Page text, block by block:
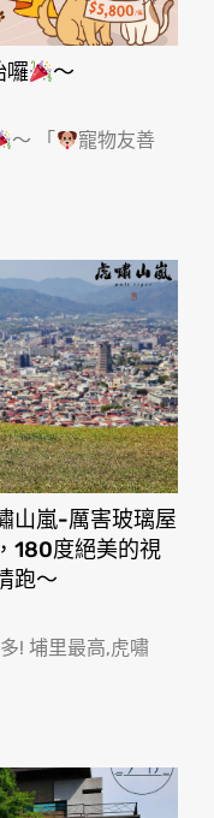
囉 ～
～ 「 寵物友善
山嵐-厲害玻璃屋
180度絕美的視
跑〜
! 埔里最高,虎嘯